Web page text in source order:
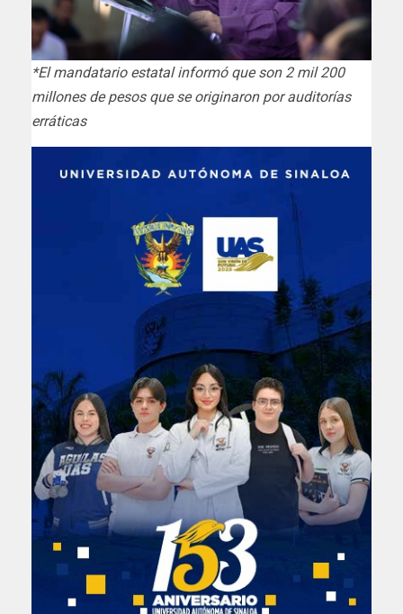
*El mandatario estatal informó que son 2 mil 200
millones de pesos que se originaron por auditorías
erráticas